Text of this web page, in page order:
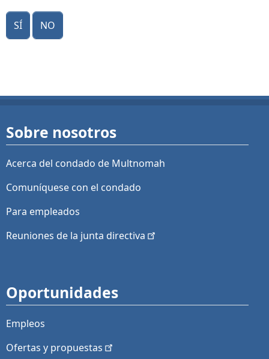
Sí No
Sobre nosotros
Acerca del condado de Multnomah
Comuníquese con el condado
Para empleados
Reuniones de la junta directiva
Oportunidades
Empleos
Ofertas y propuestas